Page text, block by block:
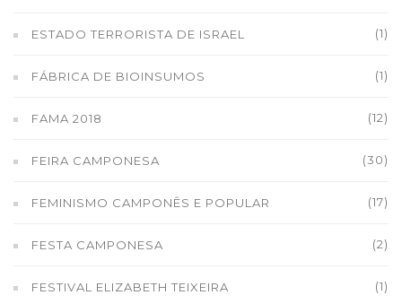
ESTADO TERRORISTA DE ISRAEL (1)
FÁBRICA DE BIOINSUMOS (1)
FAMA 2018 (12)
FEIRA CAMPONESA (30)
FEMINISMO CAMPONÊS E POPULAR (17)
FESTA CAMPONESA (2)
FESTIVAL ELIZABETH TEIXEIRA (1)